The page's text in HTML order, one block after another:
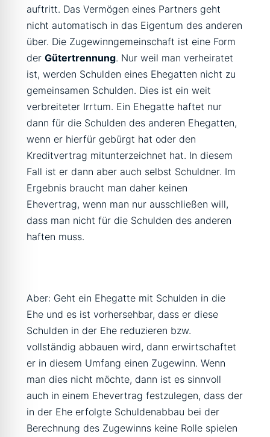
auftritt. Das Vermögen eines Partners geht
nicht automatisch in das Eigentum des anderen
über. Die Zugewinngemeinschaft ist eine Form
derGütertrennung. Nur weil man verheiratet
ist, werden Schulden eines Ehegatten nicht zu
gemeinsamen Schulden. Dies ist ein weit
verbreiteter Irrtum. Ein Ehegatte haftet nur
dann für die Schulden des anderen Ehegatten,
wenn er hierfür gebürgt hat oder den
Kreditvertrag mitunterzeichnet hat. In diesem
Fall ist er dann aber auch selbst Schuldner. Im
Ergebnis braucht man daher keinen
Ehevertrag, wenn man nur ausschließen will,
dass man nicht für die Schulden des anderen
haften muss.
Aber: Geht ein Ehegatte mit Schulden in die
Ehe und es ist vorhersehbar, dass er diese
Schulden in der Ehe reduzieren bzw.
vollständig abbauen wird, dann erwirtschaftet
er in diesem Umfang einen Zugewinn. Wenn
man dies nicht möchte, dann ist es sinnvoll
auch in einem Ehevertrag festzulegen, dass der
in der Ehe erfolgte Schuldenabbau bei der
Berechnung des Zugewinns keine Rolle spielen